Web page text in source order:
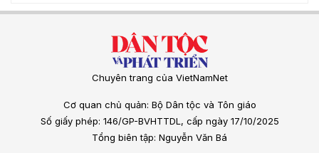
Chuyên trang của VietNamNet
Cơ quan chủ quản: Bộ Dân tộc và Tôn giáo
Số giấy phép: 146/GP-BVHTTDL, cấp ngày 17/10/2025
Tổng biên tập: Nguyễn Văn Bá